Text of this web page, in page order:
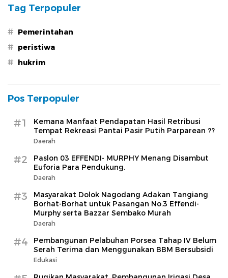
Tag Terpopuler
# Pemerintahan
# peristiwa
# hukrim
Pos Terpopuler
#1
Kemana Manfaat Pendapatan Hasil Retribusi
Tempat Rekreasi Pantai Pasir Putih Parparean ??
Daerah
#2
Paslon 03 EFFENDI- MURPHY Menang Disambut
Euforia Para Pendukung.
Daerah
#3
Masyarakat Dolok Nagodang Adakan Tangiang
Borhat-Borhat untuk Pasangan No.3 Effendi-
Murphy serta Bazzar Sembako Murah
Daerah
#4
Pembangunan Pelabuhan Porsea Tahap IV Belum
Serah Terima dan Menggunakan BBM Bersubsidi
Edukasi